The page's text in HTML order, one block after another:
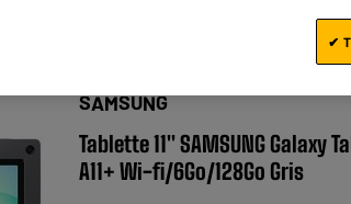
SAMSUNG
Tablette 11" SAMSUNG Galaxy
A11+ Wi-fi/6Go/128Go Gris
✔